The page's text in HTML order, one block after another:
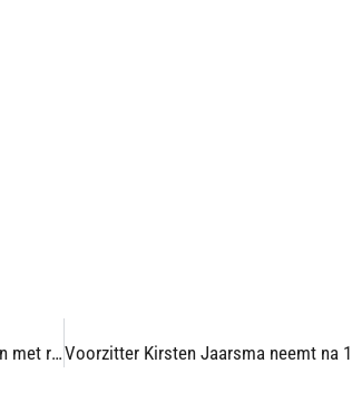
Reukverlies na COVID-19 kan hersteld worden met reuktraining volgens dit onderzoek